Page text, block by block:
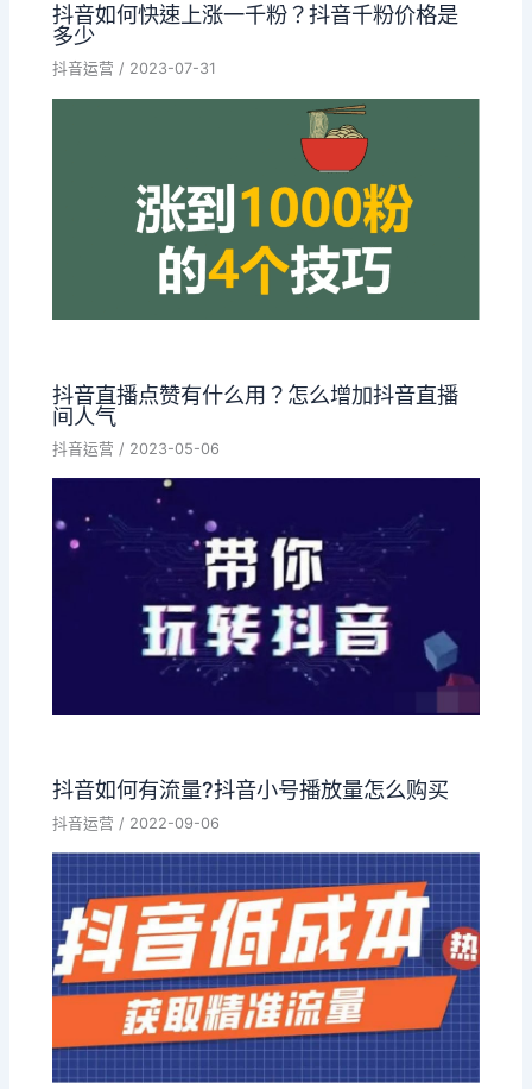
抖音如何快速上涨一千粉？抖音千粉价格是
多少
抖音运营 / 2023-07-31
抖音直播点赞有什么用？怎么增加抖音直播
间人气
抖音运营 / 2023-05-06
抖音如何有流量?抖音小号播放量怎么购买
抖音运营 / 2022-09-06